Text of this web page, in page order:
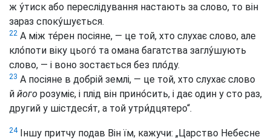
ж у́тиск або переслідування настають за слово, то він
зараз споку́шується.
22 А між те́рен посіяне, — це той, хто слухає слово, але
кло́поти віку цього́ та омана багатства заглу́шують
слово, — і воно зостається без пло́ду.
23 А посіяне в добрій землі, — це той, хто слухає слово
й його розуміє, і плід він прино́сить, і дає один у сто раз,
другий у шістдеся́т, а той утри́дцятеро“.
24Іншу притчу подав Він їм, кажучи: „Царство Небесне